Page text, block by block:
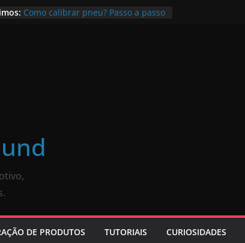
Como calibrar pneu? Passo a passo
DE PRODUTOS TUTORIAIS CURIOSIDADES